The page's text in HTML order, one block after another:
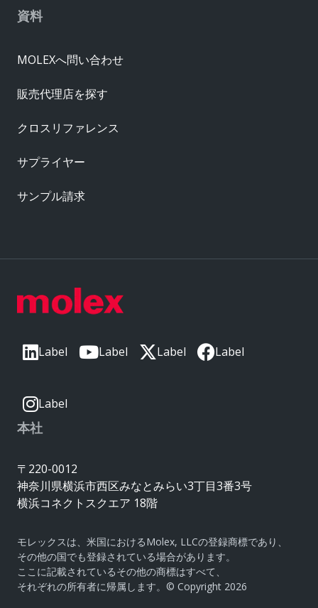
Label Label Label Label
Label
本社
〒220-0012
神奈川県横浜市西区みなとみらい3丁目3番3号
横浜コネクトスクエア 18階
モレックスは、米国におけるMolex, LLCの登録商標であり、
その他の国でも登録されている場合があります。
ここに記載されているその他の商標はすべて、
それぞれの所有者に帰属します。© Copyright 2026
資料
MOLEXへ問い合わせ
販売代理店を探す
クロスリファレンス
サプライヤー
サンプル請求